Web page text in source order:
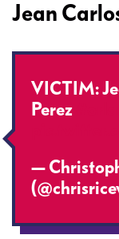
Jean
VICTIM:
Perez
—